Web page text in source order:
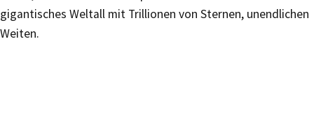
gigantisches Weltall mit Trillionen von Sternen, unendlichen
Weiten.